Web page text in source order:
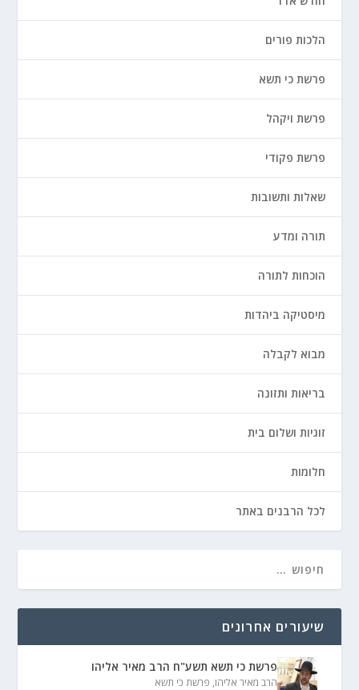
הלכות פורים
פרשת כי תשא
פרשת ויקהל
פרשת פקודי
שאלות ותשובות
תורה ומדע
הוכחות לתורה
מיסטיקה ביהדות
מבוא לקבלה
בריאות ותזונה
זוגיות ושלום בית
חלומות
לכל הרבנים באתר
שיעורים אחרונים
פרשת כי תשא תשע"ח הרב מאיר אליהו
הרב מאיר אליהו, פרשת כי תשא